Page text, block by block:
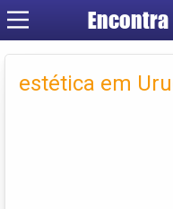
Encontra
estética em